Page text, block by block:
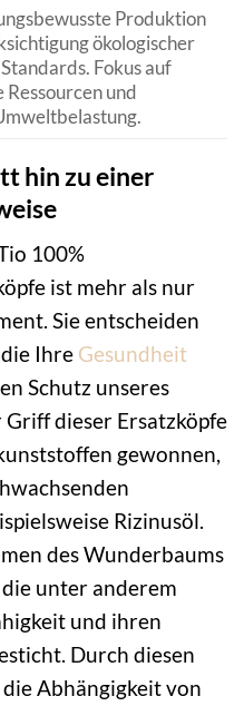
Produktion
ökologischer
Fokus auf
und
hin zu einer
100%
ist mehr als nur
Sie entscheiden
Ihre Gesundheit
Schutz unseres
dieser Ersatzköpfe
gewonnen,
Rizinusöl.
des Wunderbaums
unter anderem
und ihren
Durch diesen
Abhängigkeit von